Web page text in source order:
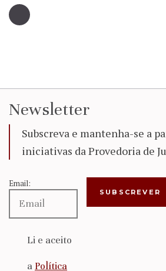
Newsletter
Subscreva e mantenha-se a
iniciativas da Provedoria de
Email:
Li e aceito
a Política